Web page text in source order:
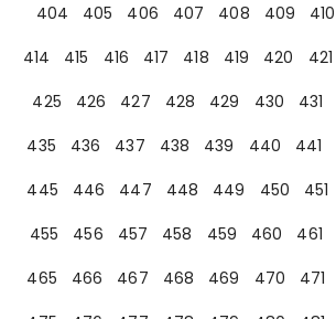
404
405 406 407 408 409 410
414
415 416 417 418 419 420 421
425
426 427 428 429 430 431
435
436 437 438 439 440 441
445
446 447 448 449 450 451
455
456 457 458 459 460 461
465
466 467 468 469 470 471